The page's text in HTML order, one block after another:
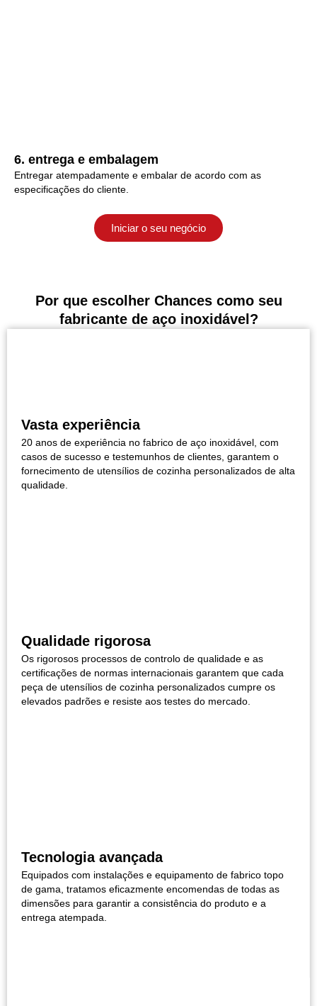
6. entrega e embalagem
Entregar atempadamente e embalar de acordo com as
especificações do cliente.
Iniciar o seu negócio
Por que escolher Chances como seu
fabricante de aço inoxidável?
Vasta experiência
20 anos de experiência no fabrico de aço inoxidável, com
casos de sucesso e testemunhos de clientes, garantem o
fornecimento de utensílios de cozinha personalizados de alta
qualidade.
Qualidade rigorosa
Os rigorosos processos de controlo de qualidade e as
certificações de normas internacionais garantem que cada
peça de utensílios de cozinha personalizados cumpre os
elevados padrões e resiste aos testes do mercado.
Tecnologia avançada
Equipados com instalações e equipamento de fabrico topo
de gama, tratamos eficazmente encomendas de todas as
dimensões para garantir a consistência do produto e a
entrega atempada.